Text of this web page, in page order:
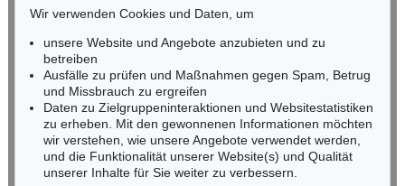
HESSEN
Miriam Heß
Tel.: +49 (0)62 21 58 80-038
Fax: +49 (0)62 21 58 80-595
infoheidelberg@kettererkunst.de
NORDDEUTSCHLAND
Nico Kassel, M.A.
Wir verwenden Cookies und Daten, um
unsere Website und Angebote anzubieten und zu
betreiben
Ausfälle zu prüfen und Maßnahmen gegen Spam, Betrug
und Missbrauch zu ergreifen
Daten zu Zielgruppeninteraktionen und Websitestatistiken
zu erheben. Mit den gewonnenen Informationen möchten
wir verstehen, wie unsere Angebote verwendet werden,
und die Funktionalität unserer Website(s) und Qualität
unserer Inhalte für Sie weiter zu verbessern.